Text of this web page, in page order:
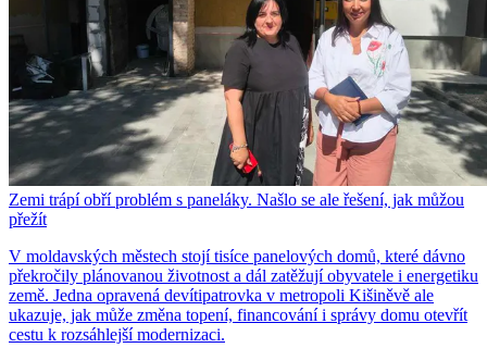
Zemi trápí obří problém s paneláky. Našlo se ale řešení, jak můžou
přežít
V moldavských městech stojí tisíce panelových domů, které dávno
překročily plánovanou životnost a dál zatěžují obyvatele i energetiku
země. Jedna opravená devítipatrovka v metropoli Kišiněvě ale
ukazuje, jak může změna topení, financování i správy domu otevřít
cestu k rozsáhlejší modernizaci.